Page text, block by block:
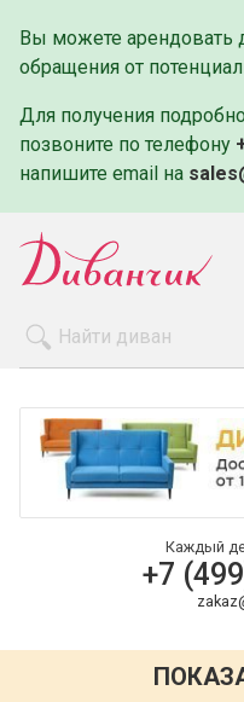
Вы можете арендовать
обращения от
Для получения
позвоните по телефону
напишите email на
Каждый
+7